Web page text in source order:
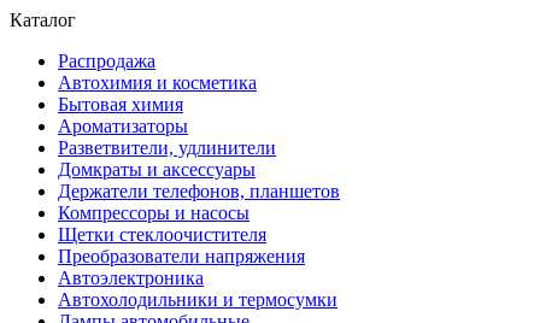
Каталог
Распродажа
Автохимия и косметика
Бытовая химия
Ароматизаторы
Разветвители, удлинители
Домкраты и аксессуары
Держатели телефонов, планшетов
Компрессоры и насосы
Щетки стеклоочистителя
Преобразователи напряжения
Автоэлектроника
Автохолодильники и термосумки